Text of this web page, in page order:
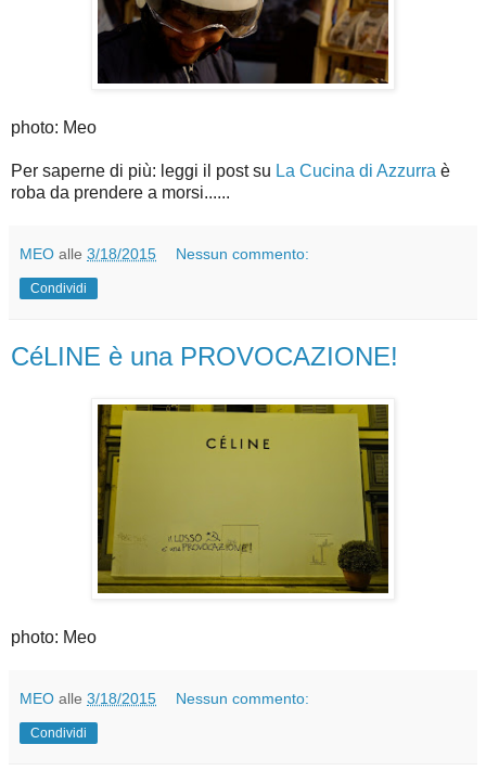
photo: Meo
Per saperne di più: leggi il post su La Cucina di Azzurra è
roba da prendere a morsi......
MEO alle 3/18/2015 Nessun commento:
Condividi
CéLINE è una PROVOCAZIONE!
photo: Meo
MEO alle 3/18/2015 Nessun commento:
Condividi